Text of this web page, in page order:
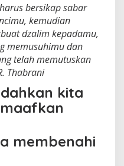
bersikap sabar
kemudian
dzalim kepadamu,
memusuhimu dan
telah memutuskan
Thabrani
kita
membenahi